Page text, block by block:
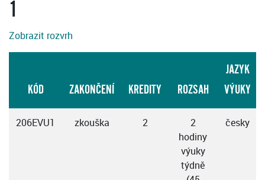
1
Zobrazit rozvrh
KÓD ZAKONČENÍ KREDITY ROZSAH
JAZYK
VÝUKY
206EVU1 zkouška 2
2
hodiny
výuky
týdně
česky